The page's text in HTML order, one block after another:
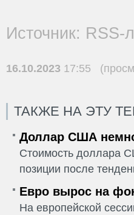
Источник: RSS-
16.10.2023 17:55
ТАКЖЕ НА ЭТУ
Доллар США
Стоимость доллара
позиции после
Евро вырос на
На европейской